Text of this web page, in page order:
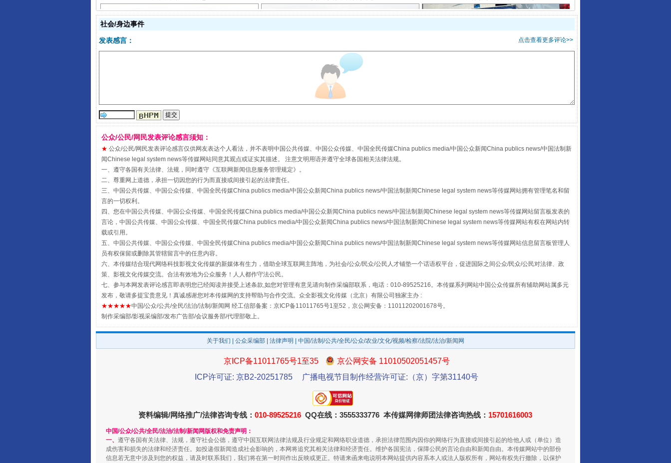
以产业富民促振兴
受贿1.44亿！段成刚被判无期 从幼儿园到大学，有这些资助 “后车司机肯定在骂我”
全民健身五年计划来了！等你上场 事关残疾人未来5年
社会/身边事件
点击查看更多评论>>
发表感言：
公众/公民/网民发表评论感言须知：
★ 公众/公民/网民发表评论感言仅供网友表达个人看法，并不表明中国公共传媒、中国公众传媒、中国全民传媒China publics media/中国公众新闻China publics news/中国法制新
闻Chinese legal system news等传媒网站同意其观点或证实其描述。 注意文明用语并遵守全球各国相关法律法规。
一、遵守各国有关法律、法规，同时遵守《互联网新闻信息服务管理规定》。
二、尊重网上道德，承担一切因您的行为而直接或间接引起的法律责任。
三、中国公共传媒、中国公众传媒、中国全民传媒China publics media/中国公众新闻China publics news/中国法制新闻Chinese legal system news等传媒网站拥有管理笔名和留
言的一切权利。
四、您在中国公共传媒、中国公众传媒、中国全民传媒China publics media/中国公众新闻China publics news/中国法制新闻Chinese legal system news等传媒网站留言板发表的
言论，中国公共传媒、中国公众传媒、中国全民传媒China publics media/中国公众新闻China publics news/中国法制新闻Chinese legal system news等传媒网站有权在网站内转
载或引用。
五、中国公共传媒、中国公众传媒、中国全民传媒China publics media/中国公众新闻China publics news/中国法制新闻Chinese legal system news等传媒网站信息留言板管理人
员有权保留或删除其管辖留言中的任意内容。
六、本传媒结合现代网络科技影视文化传媒的新媒体有生力，借助全球互联网主阵地，为社会/公众/民众/公民人才铺垫一个话语权平台，促进国际之间公众/民众/公民对法律、政
策、影视文化传媒交流。合法有效地为公众服务！人人都作守法公民。
七、参与本网发表评论感言即表明您已经阅读并接受上述条款,如您对管理有意见请向制作采编部联系，电话：010-89525216。本传媒系列网站中国公众传媒所有辅助网站属多元
发布，敬请多提宝贵意见！真诚感谢您对本传媒网的支持帮助与合作交流。众全影视文化传媒（北京）有限公司独家主办 :
★★★★★中国/公众/公共/全民/法治/法制/新闻网 经工信部备案：京ICP备11011765号1至52，京公网安备：11011202001678号。
制作采编部/影视采编部/发布广告部/会议服务部/代理部敬上。
关于我们 公众采编部 法律声明 | 中国/法制/公共/全民/公众/农业/文化/视频/检察/法院/法治/新闻网
京ICP备11011765号1至35
京公网安备 11010502051457号
ICP许可证: 京B2-20251785
广播电视节目制作经营许可证:（京）字第31140号
资料编辑/网络推广/法律咨询专线： 010-89525216 QQ在线：3555333776 本传媒网律师团法律咨询热线： 15701616003
中国/公众/公共/全民/法治/法制/新闻网版权和免责声明：
一、 遵守各国有关法律、法规，遵守社会公德，遵守中国互联网法律法规及行业规定和网络职业道德，承担法律范围内因你的网络行为直接或间接引起的给他人或（单位）造
成伤害和损失的法律和经济责任。如投递假新闻造成社会影响的，本网将追究其相关法律和经济责任。维护各国宪法，保障公民的言论自由和新闻自由。本传媒网站中的部份
信息若无意中涉及到您的权益，请及时联系我们，我们将在第一时间作出反映或更正。特请来函来电说明本网站提供内容系本人或法人版权所有，网站有权先行撤除，以保护